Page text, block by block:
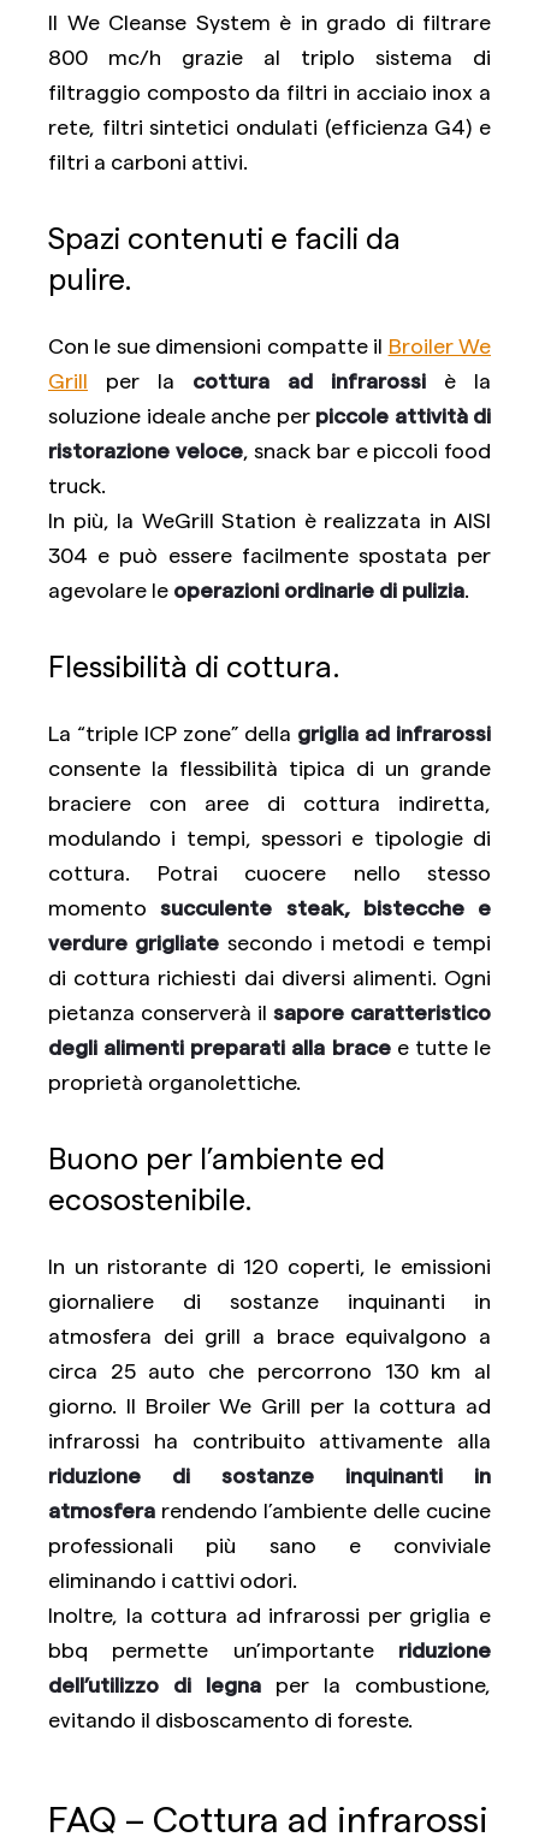
Il We Cleanse System è in grado di filtrare
800 mc/h grazie al triplo sistema di
filtraggio composto da filtri in acciaio inox a
rete, filtri sintetici ondulati (efficienza G4) e
filtri a carboni attivi.
Spazi contenuti e facili da
pulire.
Con le sue dimensioni compatte il Broiler We
Grill per la cottura ad infrarossi è la
soluzione ideale anche per piccole attività di
ristorazione veloce, snack bar e piccoli food
truck.
In più, la WeGrill Station è realizzata in AISI
304 e può essere facilmente spostata per
agevolare le operazioni ordinarie di pulizia
Flessibilità di cottura.
La “triple ICP zone” della griglia ad infrarossi
consente la flessibilità tipica di un grande
braciere con aree di cottura indiretta,
modulando i tempi, spessori e tipologie di
cottura. Potrai cuocere nello stesso
momentosucculente steak, bistecche e
verdure grigliate secondo i metodi e tempi
di cottura richiesti dai diversi alimenti. Ogni
pietanza conserverà il sapore caratteristico
degli alimenti preparati alla bracee tutte le
proprietà organolettiche.
Buono per l’ambiente ed
ecosostenibile.
In un ristorante di 120 coperti, le emissioni
giornaliere di sostanze inquinanti in
atmosfera dei grill a brace equivalgono a
circa 25 auto che percorrono 130 km al
giorno. Il Broiler We Grill per la cottura ad
infrarossi ha contribuito attivamente alla
riduzione di sostanze inquinanti in
atmosfera rendendo l’ambiente delle cucine
professionali più sano e conviviale
eliminando i cattivi odori.
Inoltre, la cottura ad infrarossi per griglia e
bbq permette un’importante riduzione
dell’utilizzo di legna per la combustione,
evitando il disboscamento di foreste.
FAQ – Cottura ad infrarossi